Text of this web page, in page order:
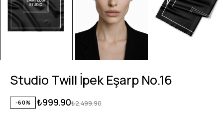
Studio Twill İpek Eşarp No.16
-60% ₺2,499.90
₺999.90